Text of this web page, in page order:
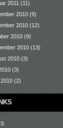
2011 (11)
2010 (9)
2010 (12)
2010 (9)
2010 (13)
2010 (3)
(3)
(2)